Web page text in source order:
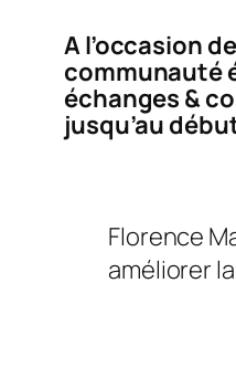
A l’occasion
communauté
échanges &
jusqu’au
Florence
améliorer